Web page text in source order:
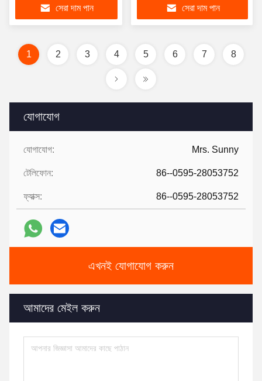
যোগাযোগ
যোগাযোগ: Mrs. Sunny
টেলিফোন: 86--0595-28053752
ফ্যাক্স: 86--0595-28053752
এখনই যোগাযোগ করুন
আমাদের মেইল করুন
সেরা দাম পান সেরা দাম পান
1 2 3 4 5 6 7 8